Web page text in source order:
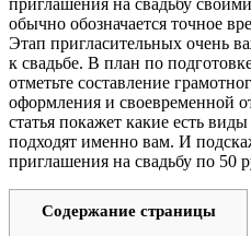
обычно обозначается точное
Этап пригласительных очень
к свадьбе. В план по
отметьте составление
оформления и своевременной
статья покажет какие есть
подходят именно вам. И
приглашения на свадьбу по 50
Содержание страницы